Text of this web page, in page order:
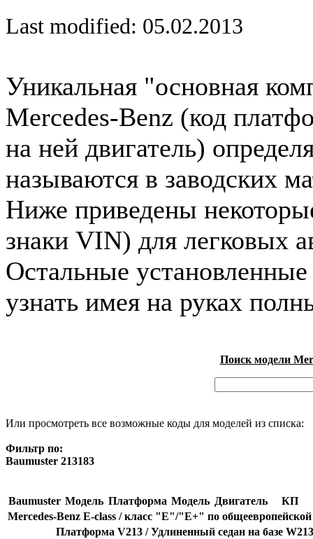
Last modified: 05.02.2013
Уникальная "основная
Mercedes-Benz (код
на ней двигатель)
называются в заводских
Ниже приведены
знаки VIN) для легковых
Остальные
узнать имея на руках
Поиск модели
Или просмотреть все возможные коды для моделей из списка:
Фильтр по:
Baumuster 213183
Baumuster Модель Платформа Модель Двигатель
КП
Mercedes-Benz E-class / класс "E"/"E+" по
Платформа V213 / Удлиненный седан на базе